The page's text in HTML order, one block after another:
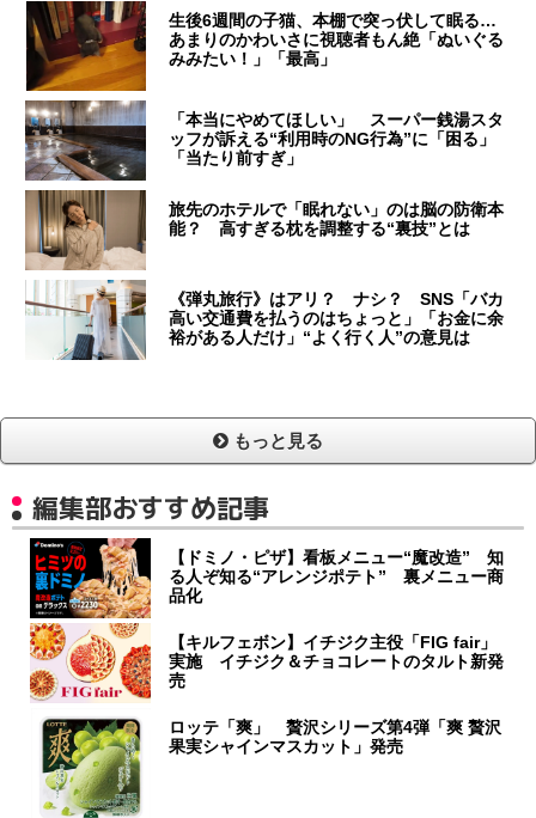
生後6週間の子猫、本棚で突っ伏して眠る…
あまりのかわいさに視聴者もん絶「ぬいぐる
みみたい！」「最高」
「本当にやめてほしい」 スーパー銭湯スタ
ッフが訴える“利用時のNG行為”に「困る」
「当たり前すぎ」
旅先のホテルで「眠れない」のは脳の防衛本
能？ 高すぎる枕を調整する“裏技”とは
《弾丸旅行》はアリ？ ナシ？ SNS「バカ
高い交通費を払うのはちょっと」「お金に余
裕がある人だけ」“よく行く人”の意見は
もっと見る
編集部おすすめ記事
【ドミノ・ピザ】看板メニュー“魔改造” 知
る人ぞ知る“アレンジポテト” 裏メニュー商
品化
【キルフェボン】イチジク主役「FIG fair」
実施 イチジク＆チョコレートのタルト新発
売
ロッテ「爽」 贅沢シリーズ第4弾「爽 贅沢
果実シャインマスカット」発売